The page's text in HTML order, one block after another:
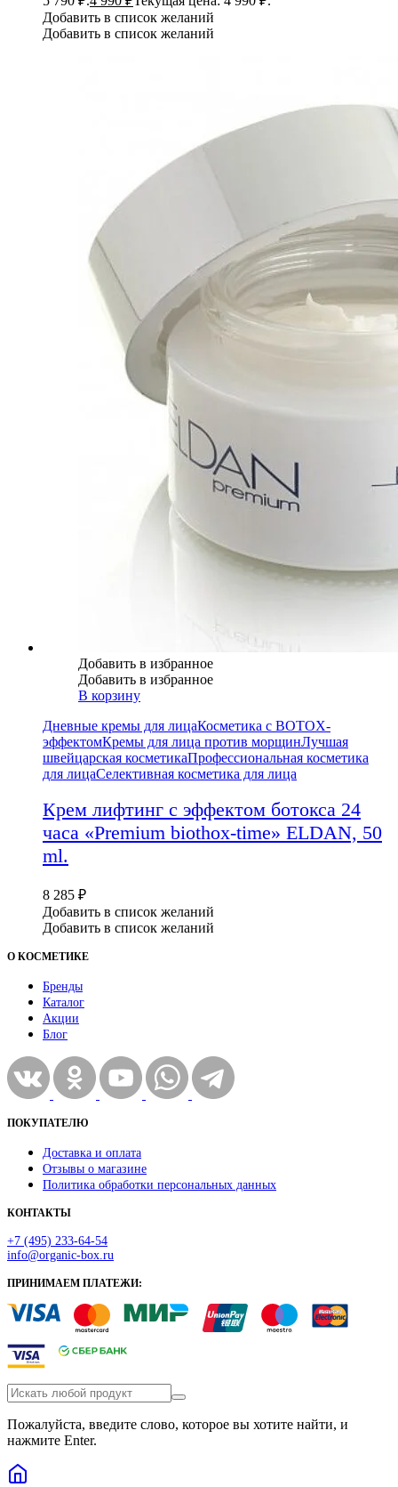
Добавить в список желаний
Добавить в список желаний
Добавить в избранное
Добавить в избранное
В корзину
Дневные кремы для лицаКосметика с BOTOX-
эффектомКремы для лица против морщинЛучшая
швейцарская косметикаПрофессиональная косметика
для лицаСелективная косметика для лица
Крем лифтинг c эффектом ботокса 24
часа «Premium biothox-time» ELDAN, 50
ml.
8 285 ₽
Добавить в список желаний
Добавить в список желаний
О КОСМЕТИКЕ
Бренды
Каталог
Акции
Блог
ПОКУПАТЕЛЮ
Доставка и оплата
Отзывы о магазине
Политика обработки персональных данных
КОНТАКТЫ
+7 (495) 233-64-54
info@organic-box.ru
ПРИНИМАЕМ ПЛАТЕЖИ:
Пожалуйста, введите слово, которое вы хотите найти, и
нажмите Enter.